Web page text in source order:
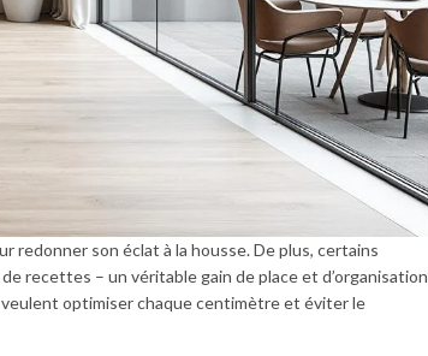
redonner son éclat à la housse. De plus, certains
recettes – un véritable gain de place et d’organisation
optimiser chaque centimètre et éviter le